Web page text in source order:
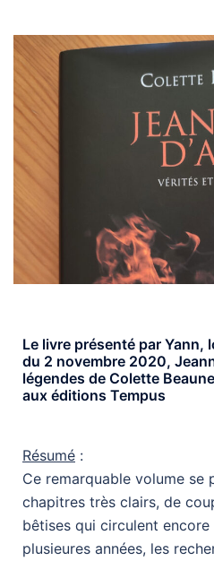
Le livre présenté par Yann,
du 2 novembre 2020,
légendes de Colette
aux éditions Tempus
Résumé :
Ce remarquable volume se
chapitres très clairs, de
bêtises qui circulent
plusieures années, les